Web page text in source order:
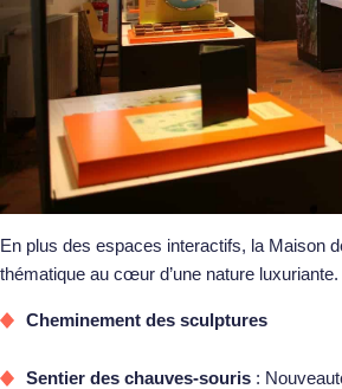
En plus des espaces interactifs, la Maison
thématique au cœur d’une nature luxuriante.
Cheminement des sculptures
Sentier des chauves-souris :